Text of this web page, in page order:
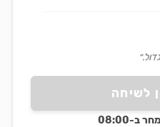
לשיחה
ב-08:00